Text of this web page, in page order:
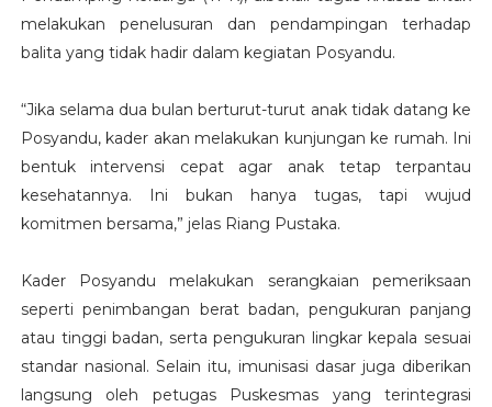
melakukan penelusuran dan pendampingan terhadap
balita yang tidak hadir dalam kegiatan Posyandu.
“Jika selama dua bulan berturut-turut anak tidak datang ke
Posyandu, kader akan melakukan kunjungan ke rumah. Ini
bentuk intervensi cepat agar anak tetap terpantau
kesehatannya. Ini bukan hanya tugas, tapi wujud
komitmen bersama,” jelas Riang Pustaka.
Kader Posyandu melakukan serangkaian pemeriksaan
seperti penimbangan berat badan, pengukuran panjang
atau tinggi badan, serta pengukuran lingkar kepala sesuai
standar nasional. Selain itu, imunisasi dasar juga diberikan
langsung oleh petugas Puskesmas yang terintegrasi